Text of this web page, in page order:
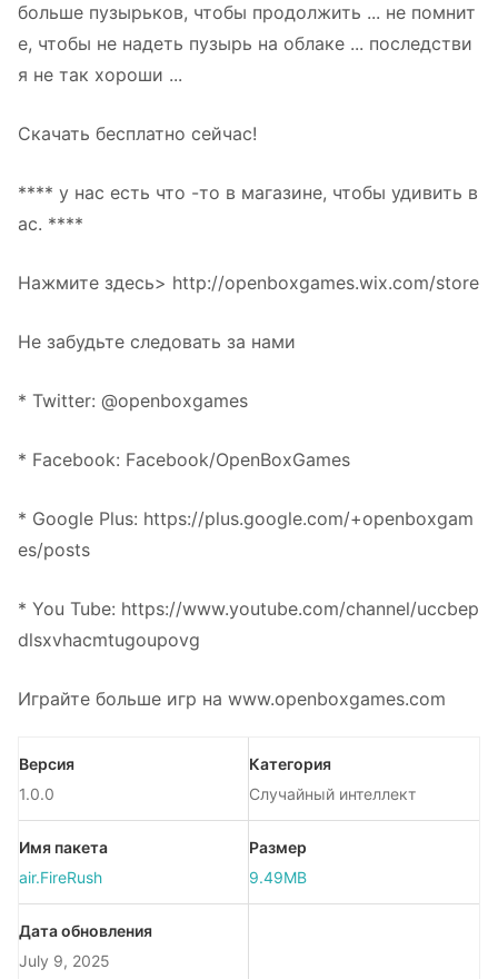
больше пузырьков, чтобы продолжить ... не помнит
е, чтобы не надеть пузырь на облаке ... последстви
я не так хороши ...
Скачать бесплатно сейчас!
**** у нас есть что -то в магазине, чтобы удивить в
ас. ****
Нажмите здесь> http://openboxgames.wix.com/store
Не забудьте следовать за нами
* Twitter: @openboxgames
* Facebook: Facebook/OpenBoxGames
* Google Plus: https://plus.google.com/+openboxgam
es/posts
* You Tube: https://www.youtube.com/channel/uccbep
dlsxvhacmtugoupovg
Играйте больше игр на www.openboxgames.com
Версия
1.0.0
Категория
Случайный интеллект
Имя пакета
air.FireRush
Размер
9.49MB
Дата обновления
July 9, 2025